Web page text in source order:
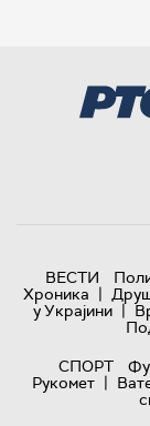
ВЕСТИ
Хроника |
у Украјини |
СПОРТ
Рукомет |